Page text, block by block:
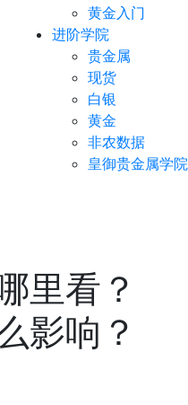
黄金入门
进阶学院
贵金属
现货
白银
黄金
非农数据
皇御贵金属学院
里看？
影响？